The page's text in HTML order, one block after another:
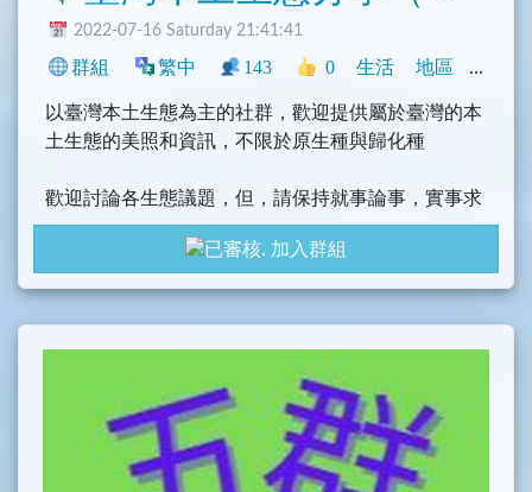
2022-07-16 Saturday 21:41:41
群組 繁中 143 0 生活 地區 新聞
以臺灣本土生態為主的社群，歡迎提供屬於臺灣的本
土生態的美照和資訊，不限於原生種與歸化種
歡迎討論各生態議題，但，請保持就事論事，實事求
事的基本精神，理想太美好，現實很殘酷，本群嚴禁
各環保、動保、植保、海保團體打廣告，宣導不切實
際之理念…
加入群組